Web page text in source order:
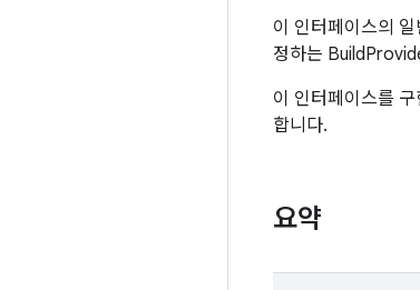
이 인터페이스의
정하는
이 인터페이스를
합니다.
요약